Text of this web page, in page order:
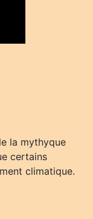
la mythyque
certains
climatique.